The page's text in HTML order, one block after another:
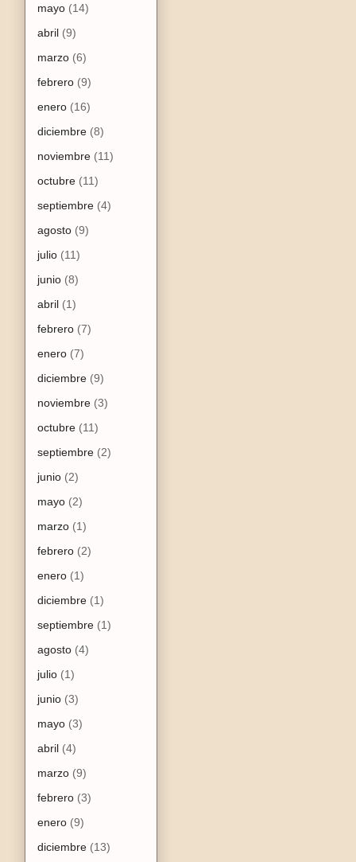
mayo (14)
abril (9)
marzo (6)
febrero (9)
enero (16)
diciembre (8)
noviembre (11)
octubre (11)
septiembre (4)
agosto (9)
julio (11)
junio (8)
abril (1)
febrero (7)
enero (7)
diciembre (9)
noviembre (3)
octubre (11)
septiembre (2)
junio (2)
mayo (2)
marzo (1)
febrero (2)
enero (1)
diciembre (1)
septiembre (1)
agosto (4)
julio (1)
junio (3)
mayo (3)
abril (4)
marzo (9)
febrero (3)
enero (9)
diciembre (13)